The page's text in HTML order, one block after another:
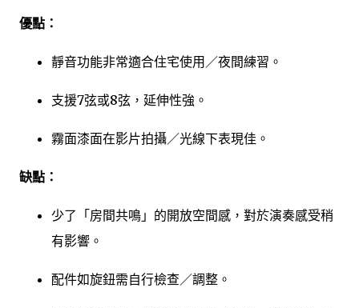
優點：
靜音功能非常適合住宅使用／夜間練習。
支援7弦或8弦，延伸性強。
霧面漆面在影片拍攝／光線下表現佳。
缺點：
少了「房間共鳴」的開放空間感，對於演奏感受稍
有影響。
配件如旋鈕需自行檢查／調整。